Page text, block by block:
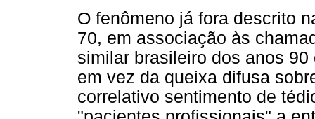
O fenômeno já fora descrito
70, em associação às
similar brasileiro dos anos
em vez da queixa difusa
correlativo sentimento de